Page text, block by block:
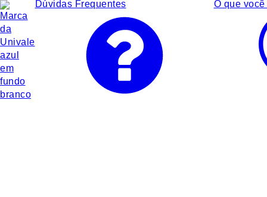
Dúvidas Frequentes O que